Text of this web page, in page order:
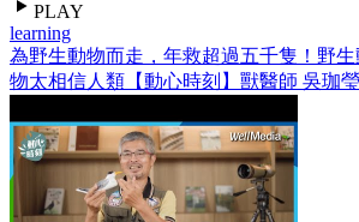
PLAY
learning
為野生動物而走，年救超過五千隻！野
物太相信人類【動心時刻】獸醫師 吳珈瑩